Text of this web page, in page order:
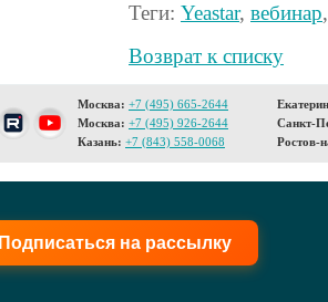
Теги: Yeastar, вебинар
Возврат к списку
Москва: +7 (495) 665-2644
Москва: +7 (495) 926-2644
Казань: +7 (843) 558-0068
Санкт-
Ростов-
Подписаться на рассылку